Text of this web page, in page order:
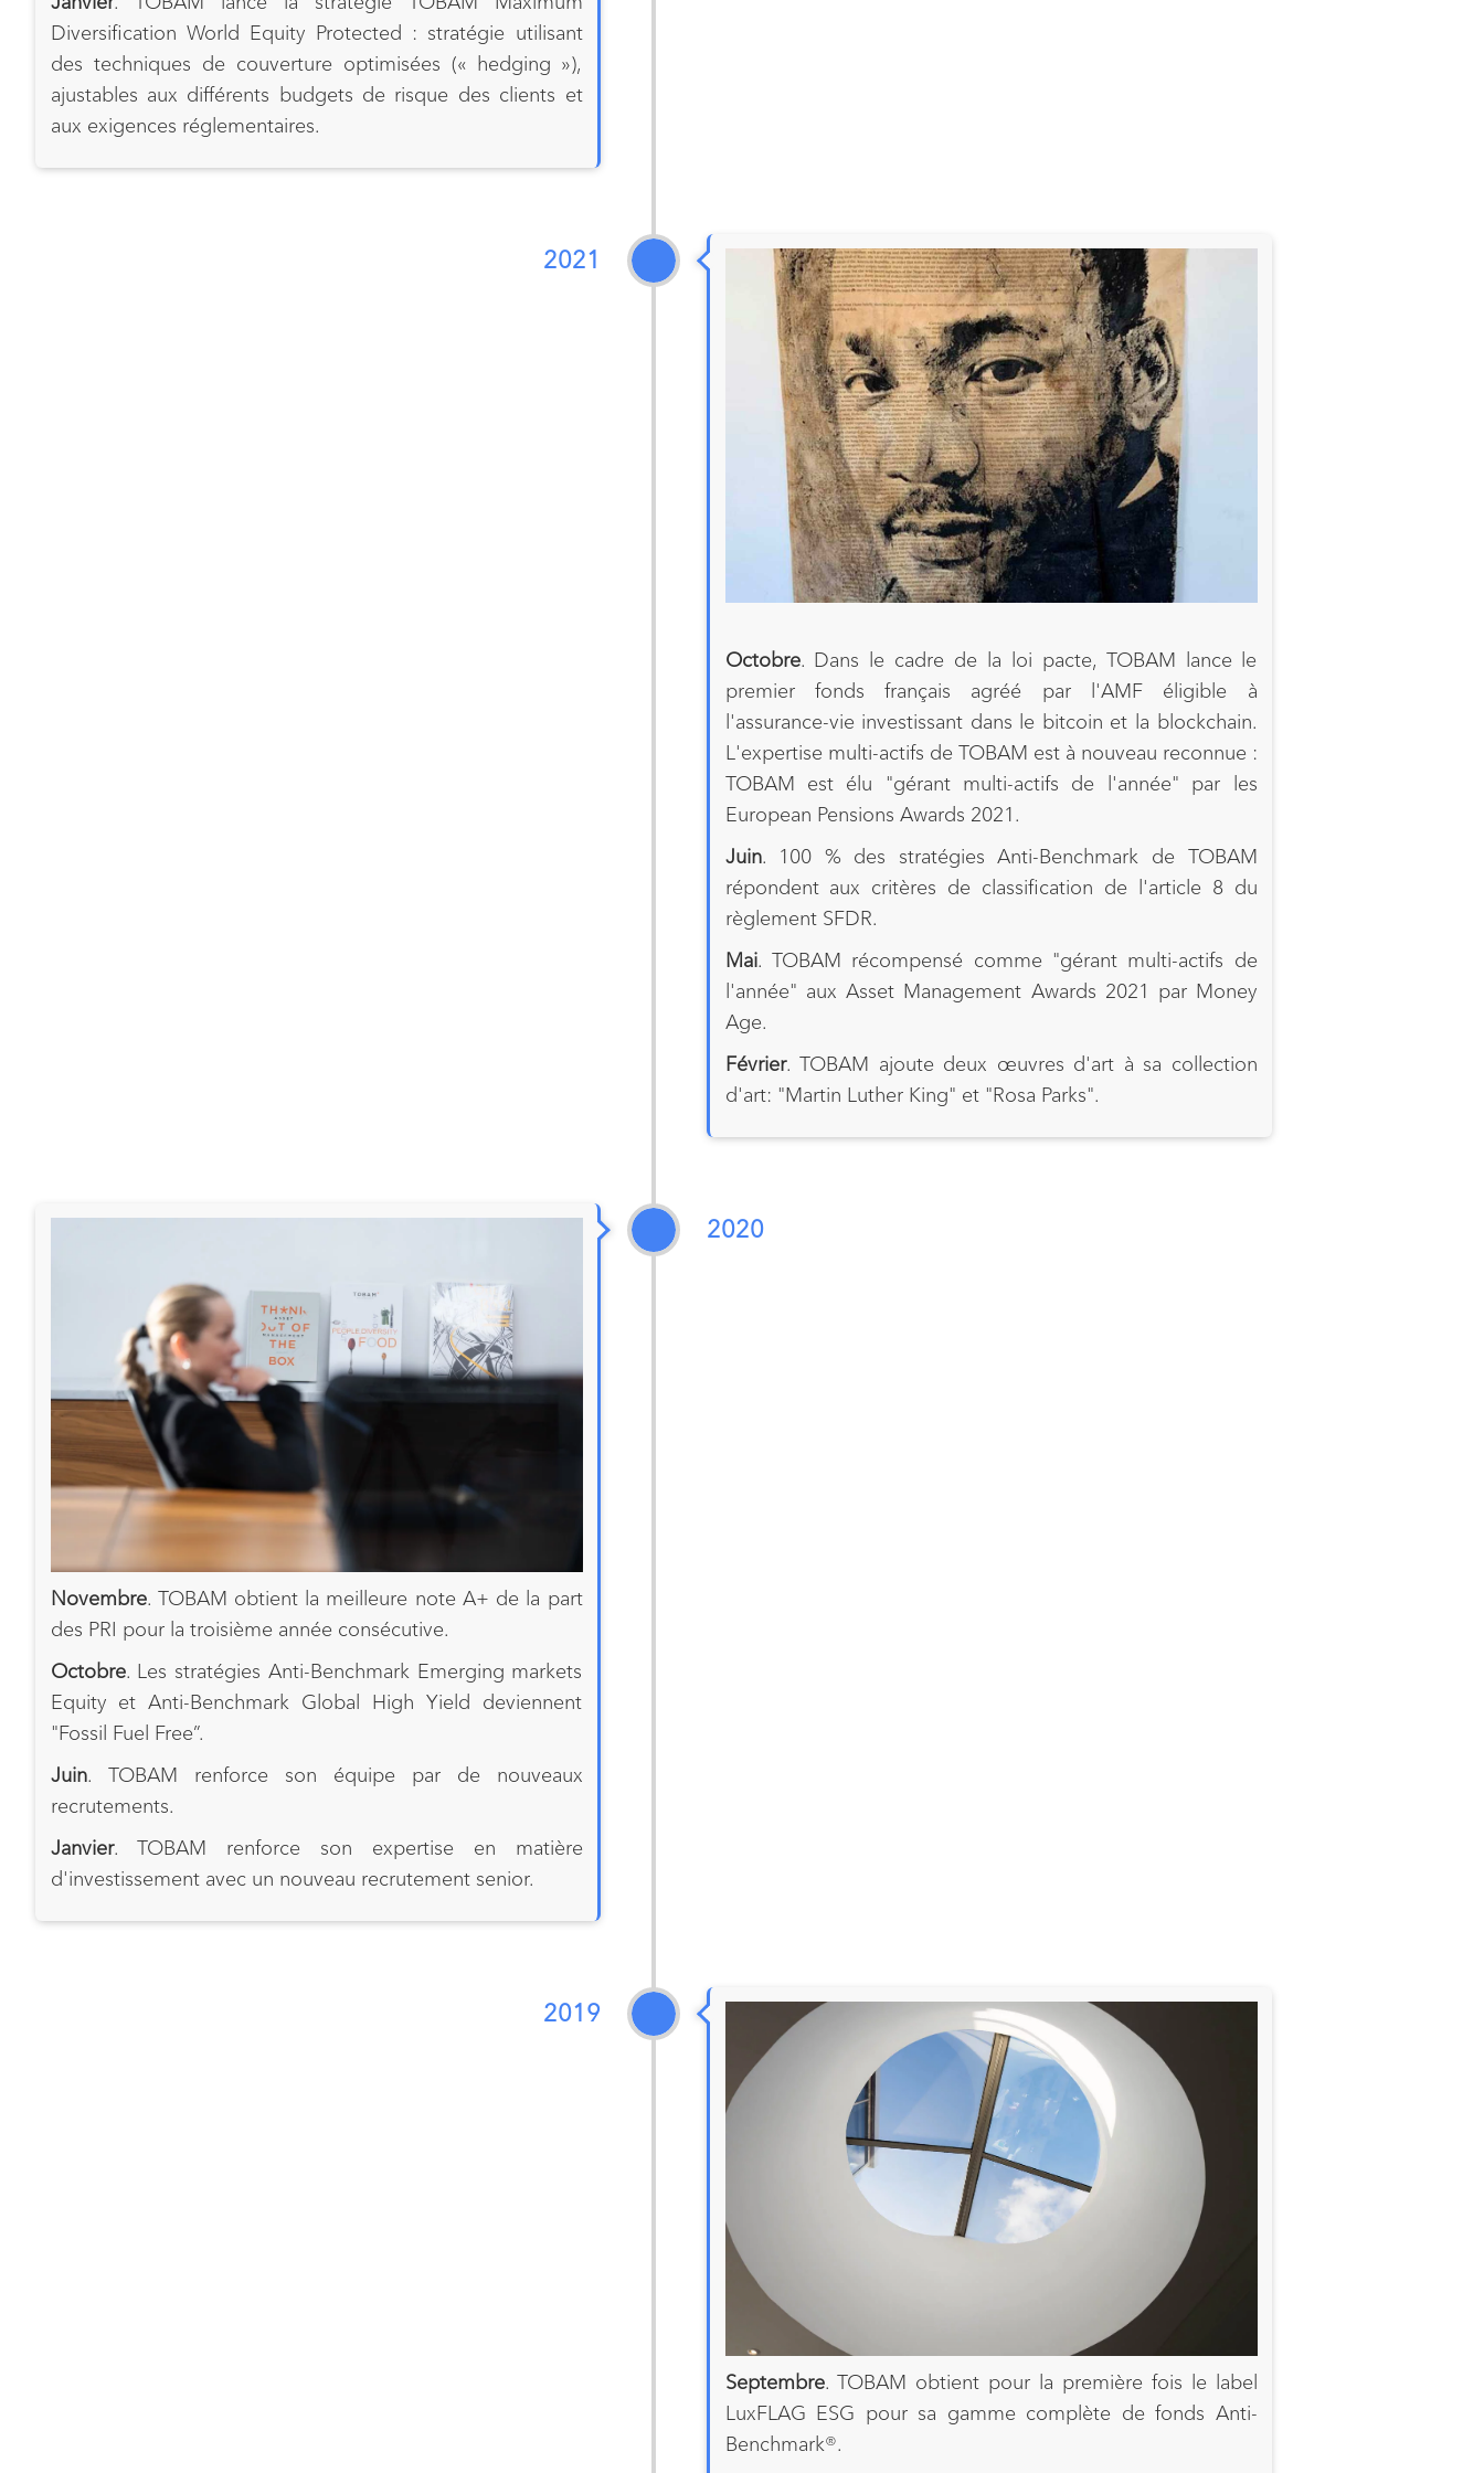
Diversification World Equity Protected : stratégie utilisant
des techniques de couverture optimisées (« hedging »),
ajustables aux différents budgets de risque des clients et
aux exigences réglementaires.
2021
Octobre. Dans le cadre de la loi pacte, TOBAM lance le
premier fonds français agréé par l'AMF éligible à
l'assurance-vie investissant dans le bitcoin et la blockchain.
L'expertise multi-actifs de TOBAM est à nouveau reconnue :
TOBAM est élu "gérant multi-actifs de l'année" par les
European Pensions Awards 2021.
Juin. 100 % des stratégies Anti-Benchmark de TOBAM
répondent aux critères de classification de l'article 8 du
règlement SFDR.
Mai. TOBAM récompensé comme "gérant multi-actifs de
l'année" aux Asset Management Awards 2021 par Money
Age.
Février. TOBAM ajoute deux œuvres d'art à sa collection
d'art: "Martin Luther King" et "Rosa Parks".
2020
Novembre. TOBAM obtient la meilleure note A+ de la part
des PRI pour la troisième année consécutive.
Octobre. Les stratégies Anti-Benchmark Emerging markets
Equity et Anti-Benchmark Global High Yield deviennent
"Fossil Fuel Free”.
Juin. TOBAM renforce son équipe par de nouveaux
recrutements.
Janvier. TOBAM renforce son expertise en matière
d'investissement avec un nouveau recrutement senior.
2019
Septembre. TOBAM obtient pour la première fois le label
LuxFLAG ESG pour sa gamme complète de fonds Anti-
Benchmark®.